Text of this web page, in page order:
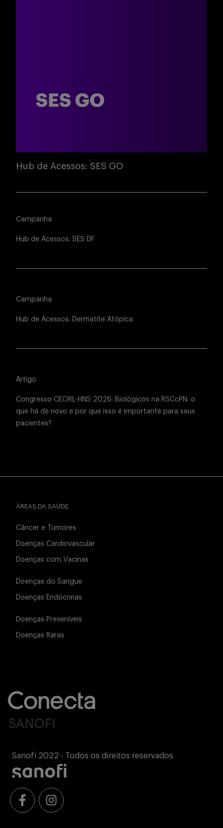
Hub de Acessos: SES GO
Campanha
Hub de Acessos: SES DF
Campanha
Hub de Acessos: Dermatite Atópica
Artigo
Congresso CEORL-HNS 2026: Biológicos na RSCcPN: o
que há de novo e por que isso é importante para seus
pacientes?
ÁREAS DA SAÚDE
Câncer e Tumores
Doenças Cardiovascular
Doenças com Vacinas
Doenças do Sangue
Doenças Endócrinas
Doenças Preveníveis
Doenças Raras
Sanofi 2022 - Todos os direitos reservados